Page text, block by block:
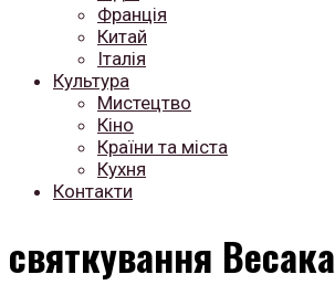
Франція
Китай
Італія
Культура
Мистецтво
Кіно
Країни та міста
Кухня
Контакти
святкування Весака